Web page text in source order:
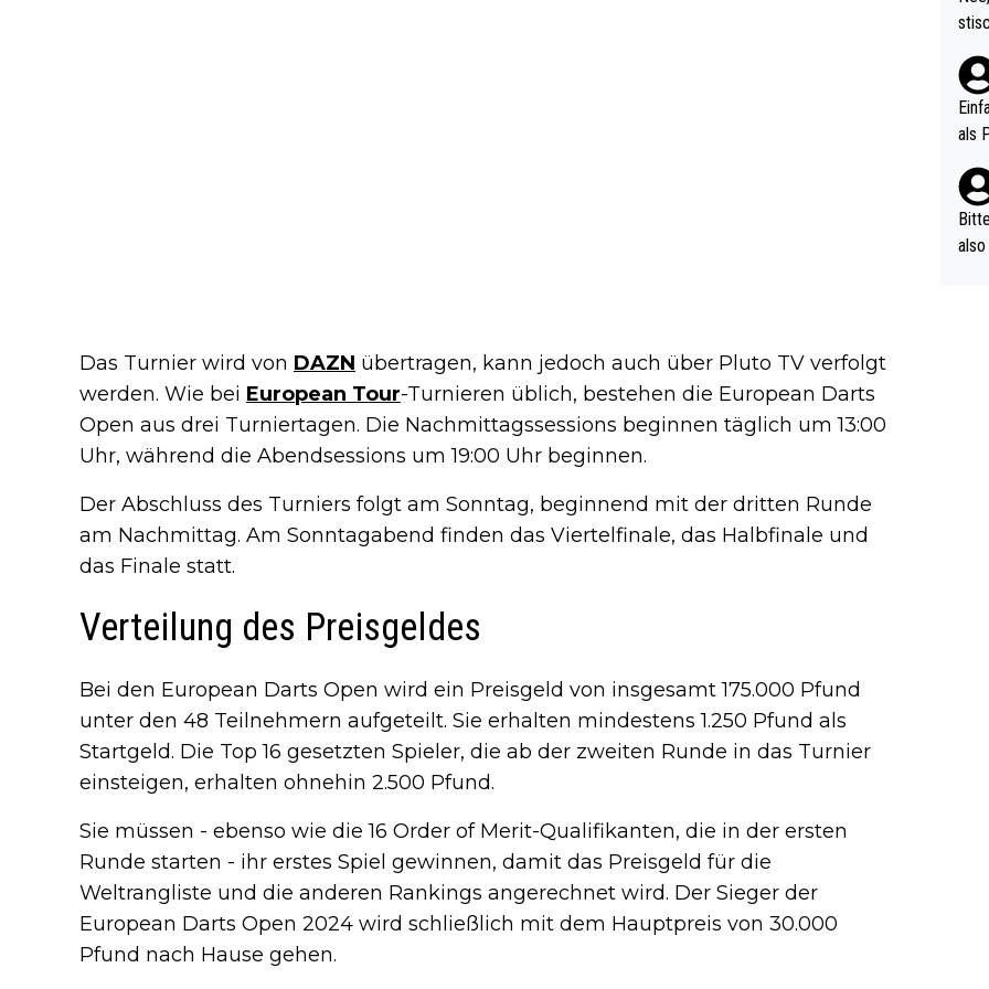
Das Turnier wird von DAZN übertragen, kann jedoch auch über Pluto TV verfolgt
werden. Wie bei European Tour-Turnieren üblich, bestehen die European Darts
Open aus drei Turniertagen. Die Nachmittagssessions beginnen täglich um 13:00
Uhr, während die Abendsessions um 19:00 Uhr beginnen.
Der Abschluss des Turniers folgt am Sonntag, beginnend mit der dritten Runde
am Nachmittag. Am Sonntagabend finden das Viertelfinale, das Halbfinale und
das Finale statt.
Verteilung des Preisgeldes
Bei den European Darts Open wird ein Preisgeld von insgesamt 175.000 Pfund
unter den 48 Teilnehmern aufgeteilt. Sie erhalten mindestens 1.250 Pfund als
Startgeld. Die Top 16 gesetzten Spieler, die ab der zweiten Runde in das Turnier
einsteigen, erhalten ohnehin 2.500 Pfund.
Sie müssen - ebenso wie die 16 Order of Merit-Qualifikanten, die in der ersten
Runde starten - ihr erstes Spiel gewinnen, damit das Preisgeld für die
Weltrangliste und die anderen Rankings angerechnet wird. Der Sieger der
European Darts Open 2024 wird schließlich mit dem Hauptpreis von 30.000
Pfund nach Hause gehen.
(in
als
nes
ttler
vV
als